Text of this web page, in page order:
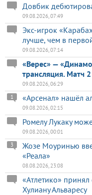
Довбик
09.08.2026, 07:49
Экс-игрок
лучше, чем в
09.08.2026, 07:14
«Верес» —
трансляция. Матч
09.08.2026, 06:29
«Арсенал» нашёл
1
09.08.2026, 02:15
Ромелу Лукаку
09.08.2026, 00:01
Жозе Моуринью
«Реала»
3
08.08.2026, 23:08
«Атлетико»
Хулиану Альваресу